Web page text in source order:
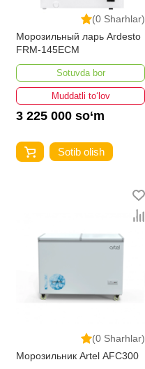
(0 Sharhlar)
Морозильный ларь Ardesto
FRM-145ECM
Sotuvda bor
Muddatli to‘lov
3 225 000 so‘m
Sotib olish
(0 Sharhlar)
Морозильник Artel AFC300